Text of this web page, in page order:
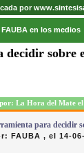
por
FAUBA en los medios
sobre
La Hora del Mate el
para decidir
FAUBA , el 14-